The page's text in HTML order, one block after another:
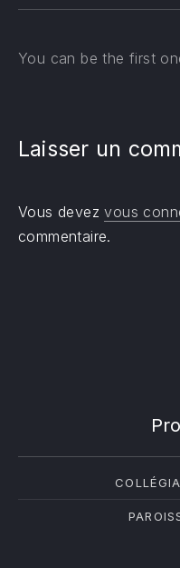
You can be the first
Laisser un
Vous devezvous
commentaire.